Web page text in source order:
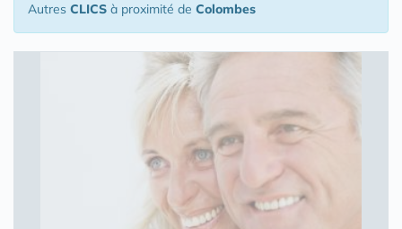
Autres CLICS à proximité de Colombes